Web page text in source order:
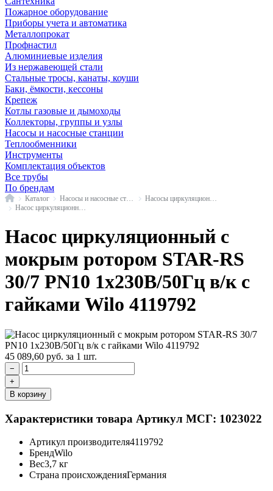
Пожарное оборудование
Приборы учета и автоматика
Металлопрокат
Профнастил
Алюминиевые изделия
Из нержавеющей стали
Стальные тросы, канаты, коуши
Баки, ёмкости, кессоны
Крепеж
Котлы газовые и дымоходы
Коллекторы, группы и узлы
Насосы и насосные станции
Теплообменники
Инструменты
Комплектация объектов
Все трубы
По брендам
ГлавнаяКаталог
Насос циркуляционный с мокрым ротором STAR-RS Wilo
Насос циркуляционный с
мокрым ротором STAR-RS
30/7 PN10 1х230В/50Гц в/к с
гайками Wilo 4119792
45 089,60 руб. за 1 шт.
−
+
В корзину
Характеристики товара Артикул МСГ: 1023022
Артикул производителя4119792
БрендWilo
Вес3,7 кг
Страна происхожденияГермания